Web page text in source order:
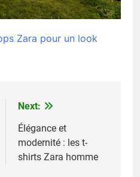
Zara pour un look
Next:
Élégance et
modernité : les t-
shirts Zara homme